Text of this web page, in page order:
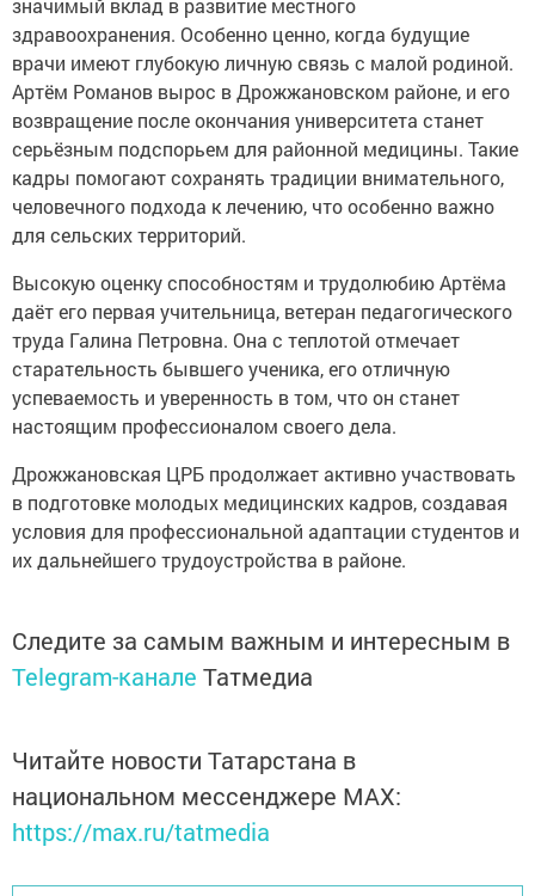
значимый вклад в развитие местного
здравоохранения. Особенно ценно, когда будущие
врачи имеют глубокую личную связь с малой родиной.
Артём Романов вырос в Дрожжановском районе, и его
возвращение после окончания университета станет
серьёзным подспорьем для районной медицины. Такие
кадры помогают сохранять традиции внимательного,
человечного подхода к лечению, что особенно важно
для сельских территорий.
Высокую оценку способностям и трудолюбию Артёма
даёт его первая учительница, ветеран педагогического
труда Галина Петровна. Она с теплотой отмечает
старательность бывшего ученика, его отличную
успеваемость и уверенность в том, что он станет
настоящим профессионалом своего дела.
Дрожжановская ЦРБ продолжает активно участвовать
в подготовке молодых медицинских кадров, создавая
условия для профессиональной адаптации студентов и
их дальнейшего трудоустройства в районе.
Следите за самым важным и интересным в
Telegram-канале Татмедиа
Читайте новости Татарстана в
национальном мессенджере MАХ:
https://max.ru/tatmedia